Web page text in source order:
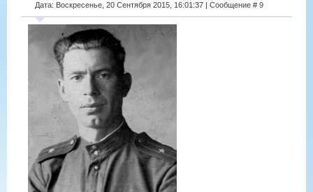
Дата: Воскресенье, 20 Сентября 2015, 16:01:37 | Сообщение # 9